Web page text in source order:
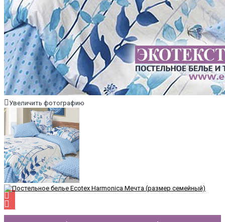
Увеличить фотографию